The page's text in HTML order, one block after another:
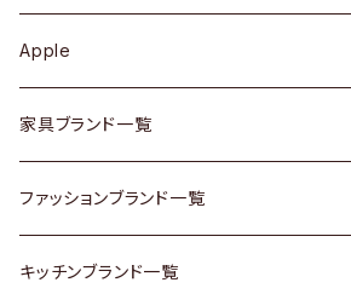
カップボード / 食器棚
チェスト
その他家具
Vintageヴィンテージ / Antiqueアンティー
ボトムス
靴
スカーフ
腕時計
鍋 / フライパン
Vintage / ヴィンテージ
銀製品
和物 / 作家物
ベース
その他楽器
Apple
家具ブランド一覧
ACME Furniture / アクメ ファニチャー
ACTUS / アクタス
ファッションブランド一覧
agnes b / アニエス ベー
キッチンブランド一覧